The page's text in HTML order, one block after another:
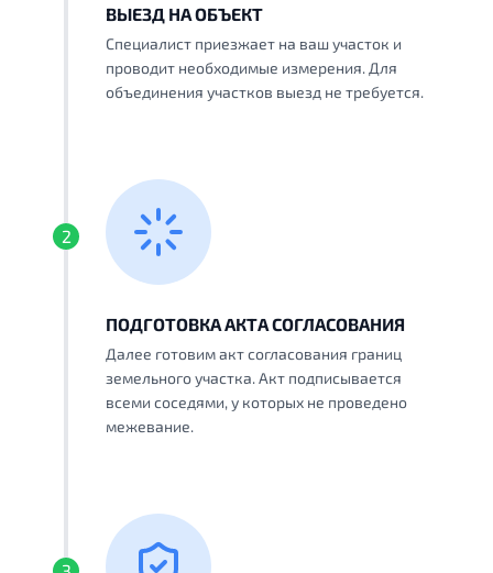
ВЫЕЗД НА ОБЪЕКТ
Специалист приезжает на ваш участок и
проводит необходимые измерения. Для
объединения участков выезд не требуется.
2
ПОДГОТОВКА АКТА СОГЛАСОВАНИЯ
Далее готовим акт согласования границ
земельного участка. Акт подписывается
всеми соседями, у которых не проведено
межевание.